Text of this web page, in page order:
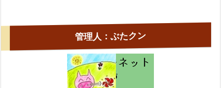
管理人：ぶたクン